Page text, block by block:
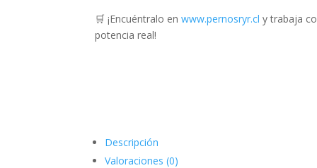
🛒 ¡Encuéntralo enwww.pernosryr.cl y trabaja
potencia real!
Descripción
Valoraciones (0)